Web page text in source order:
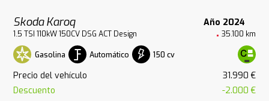
Skoda Karoq Año 2024
1.5 TSI 110kW 150CV DSG ACT Design 35.100 km
Gasolina Automático 150 cv
Precio del vehículo
31.990 €
Descuento
-2.000 €